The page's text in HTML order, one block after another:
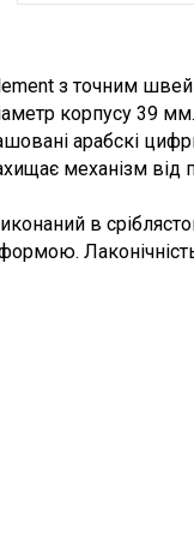
з точним
корпусу 39
арабскі
механізм
в